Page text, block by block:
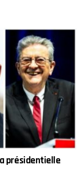
présidentielle